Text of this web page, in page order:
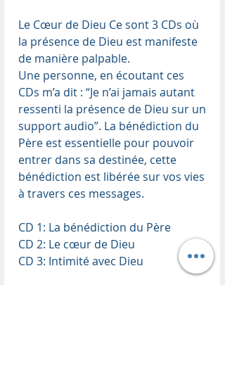
Le Cœur de Dieu Ce sont 3 CDs où
la présence de Dieu est manifeste
de manière palpable.
Une personne, en écoutant ces
CDs m’a dit : “Je n’ai jamais autant
ressenti la présence de Dieu sur un
support audio”. La bénédiction du
Père est essentielle pour pouvoir
entrer dans sa destinée, cette
bénédiction est libérée sur vos vies
à travers ces messages.
CD 1: La bénédiction du Père
CD 2: Le cœur de Dieu
CD 3: Intimité avec Dieu